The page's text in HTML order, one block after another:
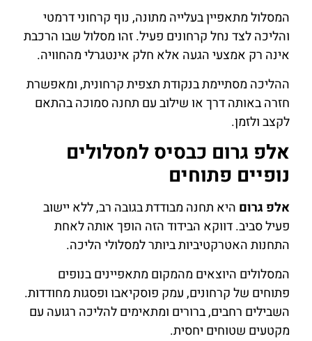
המסלול מתאפיין בעלייה מתונה, נוף קרחוני דרמטי
והליכה לצד נחל קרחונים פעיל. זהו מסלול שבו הרכבת
אינה רק אמצעי הגעה אלא חלק אינטגרלי מהחוויה.
ההליכה מסתיימת בנקודת תצפית קרחונית, ומאפשרת
חזרה באותה דרך או שילוב עם תחנה סמוכה בהתאם
לקצב ולזמן.
אלפ גרום כבסיס למסלולים
נופיים פתוחים
אלפ גרום היא תחנה מבודדת בגובה רב, ללא יישוב
פעיל סביב. דווקא הבידוד הזה הופך אותה לאחת
התחנות האטרקטיביות ביותר למסלולי הליכה.
המסלולים היוצאים מהמקום מתאפיינים בנופים
פתוחים של קרחונים, עמק פוסקיאבו ופסגות מחודדות.
השבילים רחבים, ברורים ומתאימים להליכה רגועה עם
מקטעים שטוחים יחסית.